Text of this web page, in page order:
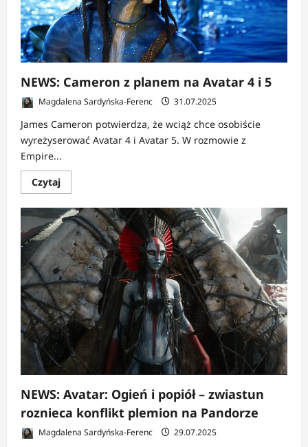
wraca,
a
Mick
Scoresby
wraca
po
zemstę
NEWS: Cameron z planem na Avatar 4 i 5
Magdalena Sardyńska-Ferenc 31.07.2025
James Cameron potwierdza, że wciąż chce osobiście
wyreżyserować Avatar 4 i Avatar 5. W rozmowie z
Empire...
CzytajDowiedz
się
o
NEWS:
Cameron
z
planem
na
Avatar
4
i
5
NEWS: Avatar: Ogień i popiół – zwiastun
roznieca konflikt plemion na Pandorze
Magdalena Sardyńska-Ferenc 29.07.2025